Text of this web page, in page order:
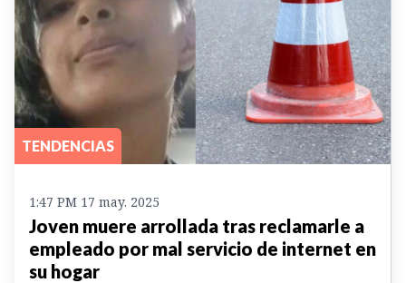
TENDENCIAS
1:47 PM 17 may. 2025
Joven muere arrollada tras reclamarle a
empleado por mal servicio de internet en
su hogar